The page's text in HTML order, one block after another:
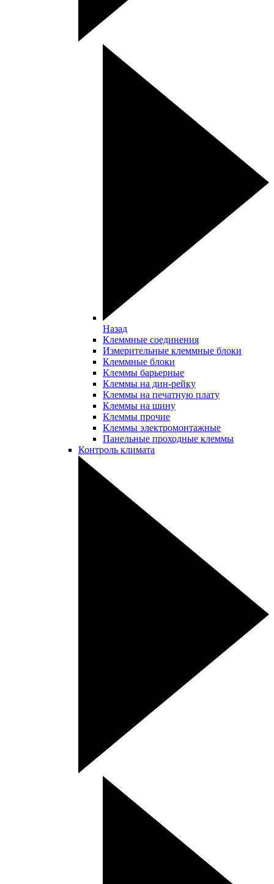
Назад
Клеммные соединения
Измерительные клеммные блоки
Клеммные блоки
Клеммы барьерные
Клеммы на дин-рейку
Клеммы на печатную плату
Клеммы на шину
Клеммы прочие
Клеммы электромонтажные
Панельные проходные клеммы
Контроль климата